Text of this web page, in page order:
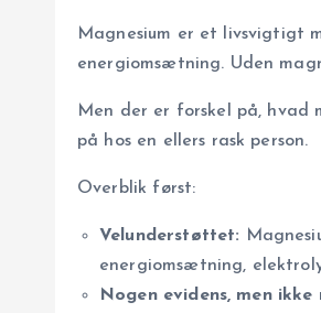
Magnesium er et livsvigtigt
energiomsætning. Uden
Men der er forskel på, hvad
på hos en ellers rask person.
Overblik først:
Velunderstøttet:
energiomsætning,
Nogen evidens, men ikke